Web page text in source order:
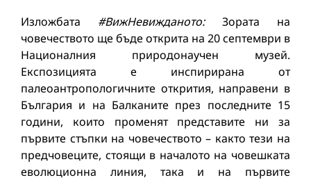
Изложбата #ВижНевижданото:Зората на
човечеството ще бъде открита на 20 септември в
Националния природонаучен музей.
Експозицията е инспирирана от
палеоантропологичните открития, направени в
България и на Балканите през последните 15
години, които променят представите ни за
първите стъпки на човечеството – както тези на
предчовеците, стоящи в началото на човешката
еволюционна линия, така и на първите